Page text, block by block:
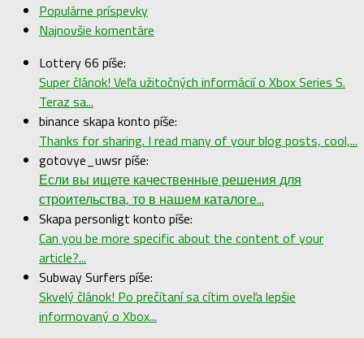
Populárne príspevky
Najnovšie komentáre
Lottery 66 píše:
Super článok! Veľa užitočných informácií o Xbox Series S.
Teraz sa...
binance skapa konto píše:
Thanks for sharing. I read many of your blog posts, cool,...
gotovye_uwsr píše:
Если вы ищете качественные решения для
строительства, то в нашем каталоге...
Skapa personligt konto píše:
Can you be more specific about the content of your
article?...
Subway Surfers píše:
Skvelý článok! Po prečítaní sa cítim oveľa lepšie
informovaný o Xbox...